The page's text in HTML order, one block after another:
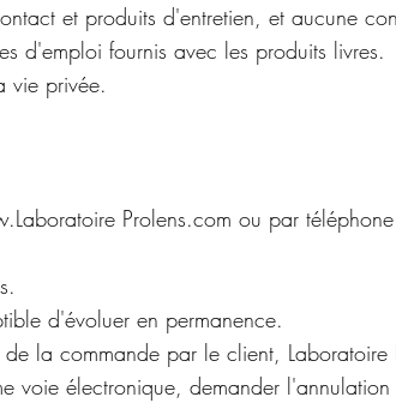
et produits d'entretien, et aucune
d'emploi fournis avec les produits livres.
vie privée.
Prolens.com ou par
d'évoluer en permanence.
la commande par le client,
voie électronique, demander